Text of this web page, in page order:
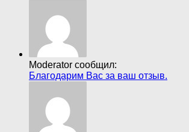
Moderator сообщил:
Благодарим Вас за ваш отзыв.